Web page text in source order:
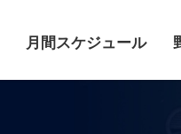
月間スケジュール